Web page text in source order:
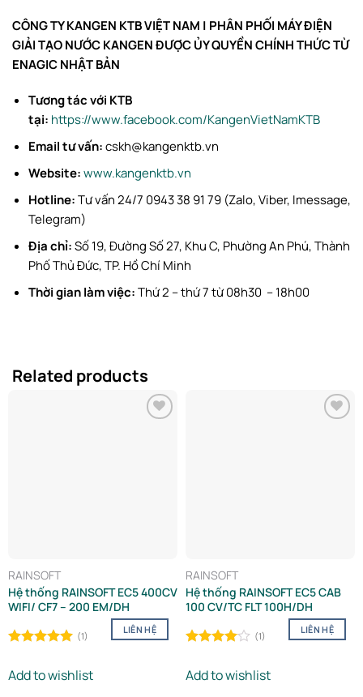
CÔNG TY KANGEN KTB VIỆT NAM | PHÂN PHỐI MÁY ĐIỆN
GIẢI TẠO NƯỚC KANGEN ĐƯỢC ỦY QUYỀN CHÍNH THỨC TỪ
ENAGIC NHẬT BẢN
Tương tác với KTB
tại: https://www.facebook.com/KangenVietNamKTB
Email tư vấn:cskh@kangenktb.vn
Website:www.kangenktb.vn
Hotline:Tư vấn 24/7 0943 38 91 79 (Zalo, Viber, Imessage,
Telegram)
Địa chỉ:Số 19, Đường Số 27, Khu C, Phường An Phú, Thành
Phố Thủ Đức, TP. Hồ Chí Minh
Thời gian làm việc:Thứ 2 – thứ 7 từ 08h30 – 18h00
Related products
RAINSOFT
Hệ thống RAINSOFT EC5 400CV
WIFI/ CF7 – 200 EM/DH
out of 5
(1)
LIÊN HỆ
Add to wishlist
RAINSOFT
Hệ thống RAINSOFT EC5 CAB
100 CV/TC FLT 100H/DH
4.00
of 5
(1)
LIÊN HỆ
Add to wishlist